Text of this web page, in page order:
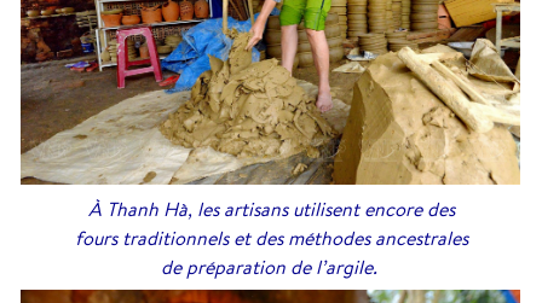
À Thanh Hà, les artisans utilisent encore des
fours traditionnels et des méthodes ancestrales
de préparation de l’argile.